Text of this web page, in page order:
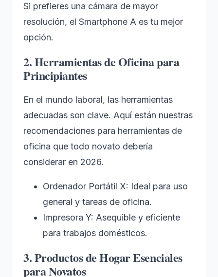
Si prefieres una cámara de mayor
resolución, el Smartphone A es tu mejor
opción.
2. Herramientas de Oficina para
Principiantes
En el mundo laboral, las herramientas
adecuadas son clave. Aquí están nuestras
recomendaciones para herramientas de
oficina que todo novato debería
considerar en 2026.
Ordenador Portátil X: Ideal para uso
general y tareas de oficina.
Impresora Y: Asequible y eficiente
para trabajos domésticos.
3. Productos de Hogar Esenciales
para Novatos